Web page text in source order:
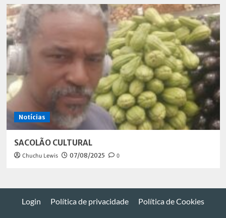
Notícias
SACOLÃO CULTURAL
Chuchu Lewis 07/08/2025 0
Login Política de privacidade Política de Cookies